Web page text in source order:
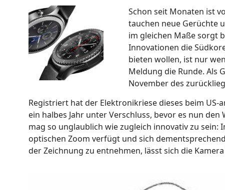
Schon seit Monaten ist
tauchen neue Gerüchte
im gleichen Maße sorgt
Innovationen die
bieten wollen, ist nur
Meldung die Runde. Als
November des
Registriert hat der Elektronikriese dieses beim
ein halbes Jahr unter Verschluss, bevor es nun
mag so unglaublich wie zugleich innovativ zu sein:
optischen Zoom verfügt und sich
der Zeichnung zu entnehmen, lässt sich die